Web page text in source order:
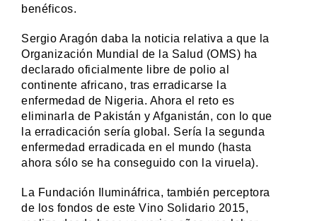
benéficos.
Sergio Aragón daba la noticia relativa a que la
Organización Mundial de la Salud (OMS) ha
declarado oficialmente libre de polio al
continente africano, tras erradicarse la
enfermedad de Nigeria. Ahora el reto es
eliminarla de Pakistán y Afganistán, con lo que
la erradicación sería global. Sería la segunda
enfermedad erradicada en el mundo (hasta
ahora sólo se ha conseguido con la viruela).
La Fundación Ilumináfrica, también perceptora
de los fondos de este Vino Solidario 2015,